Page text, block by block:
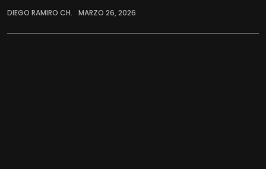
DIEGO RAMIRO CH. MARZO 26, 2026